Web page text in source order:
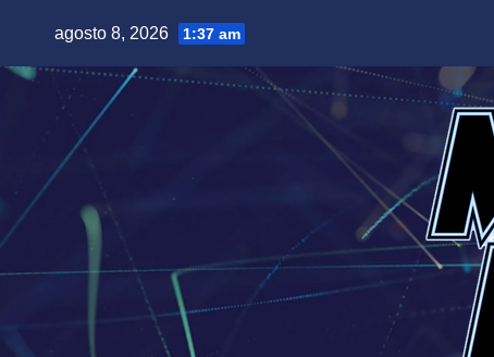
contenido
agosto 8, 2026 1:37 am